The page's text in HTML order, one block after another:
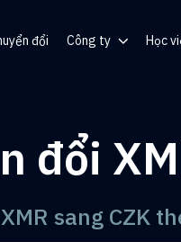
đổi Công ty Học
đổi
sang CZK